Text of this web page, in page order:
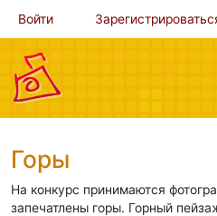
Войти
Горы
На конкурс принимаются
запечатлены горы. Горный